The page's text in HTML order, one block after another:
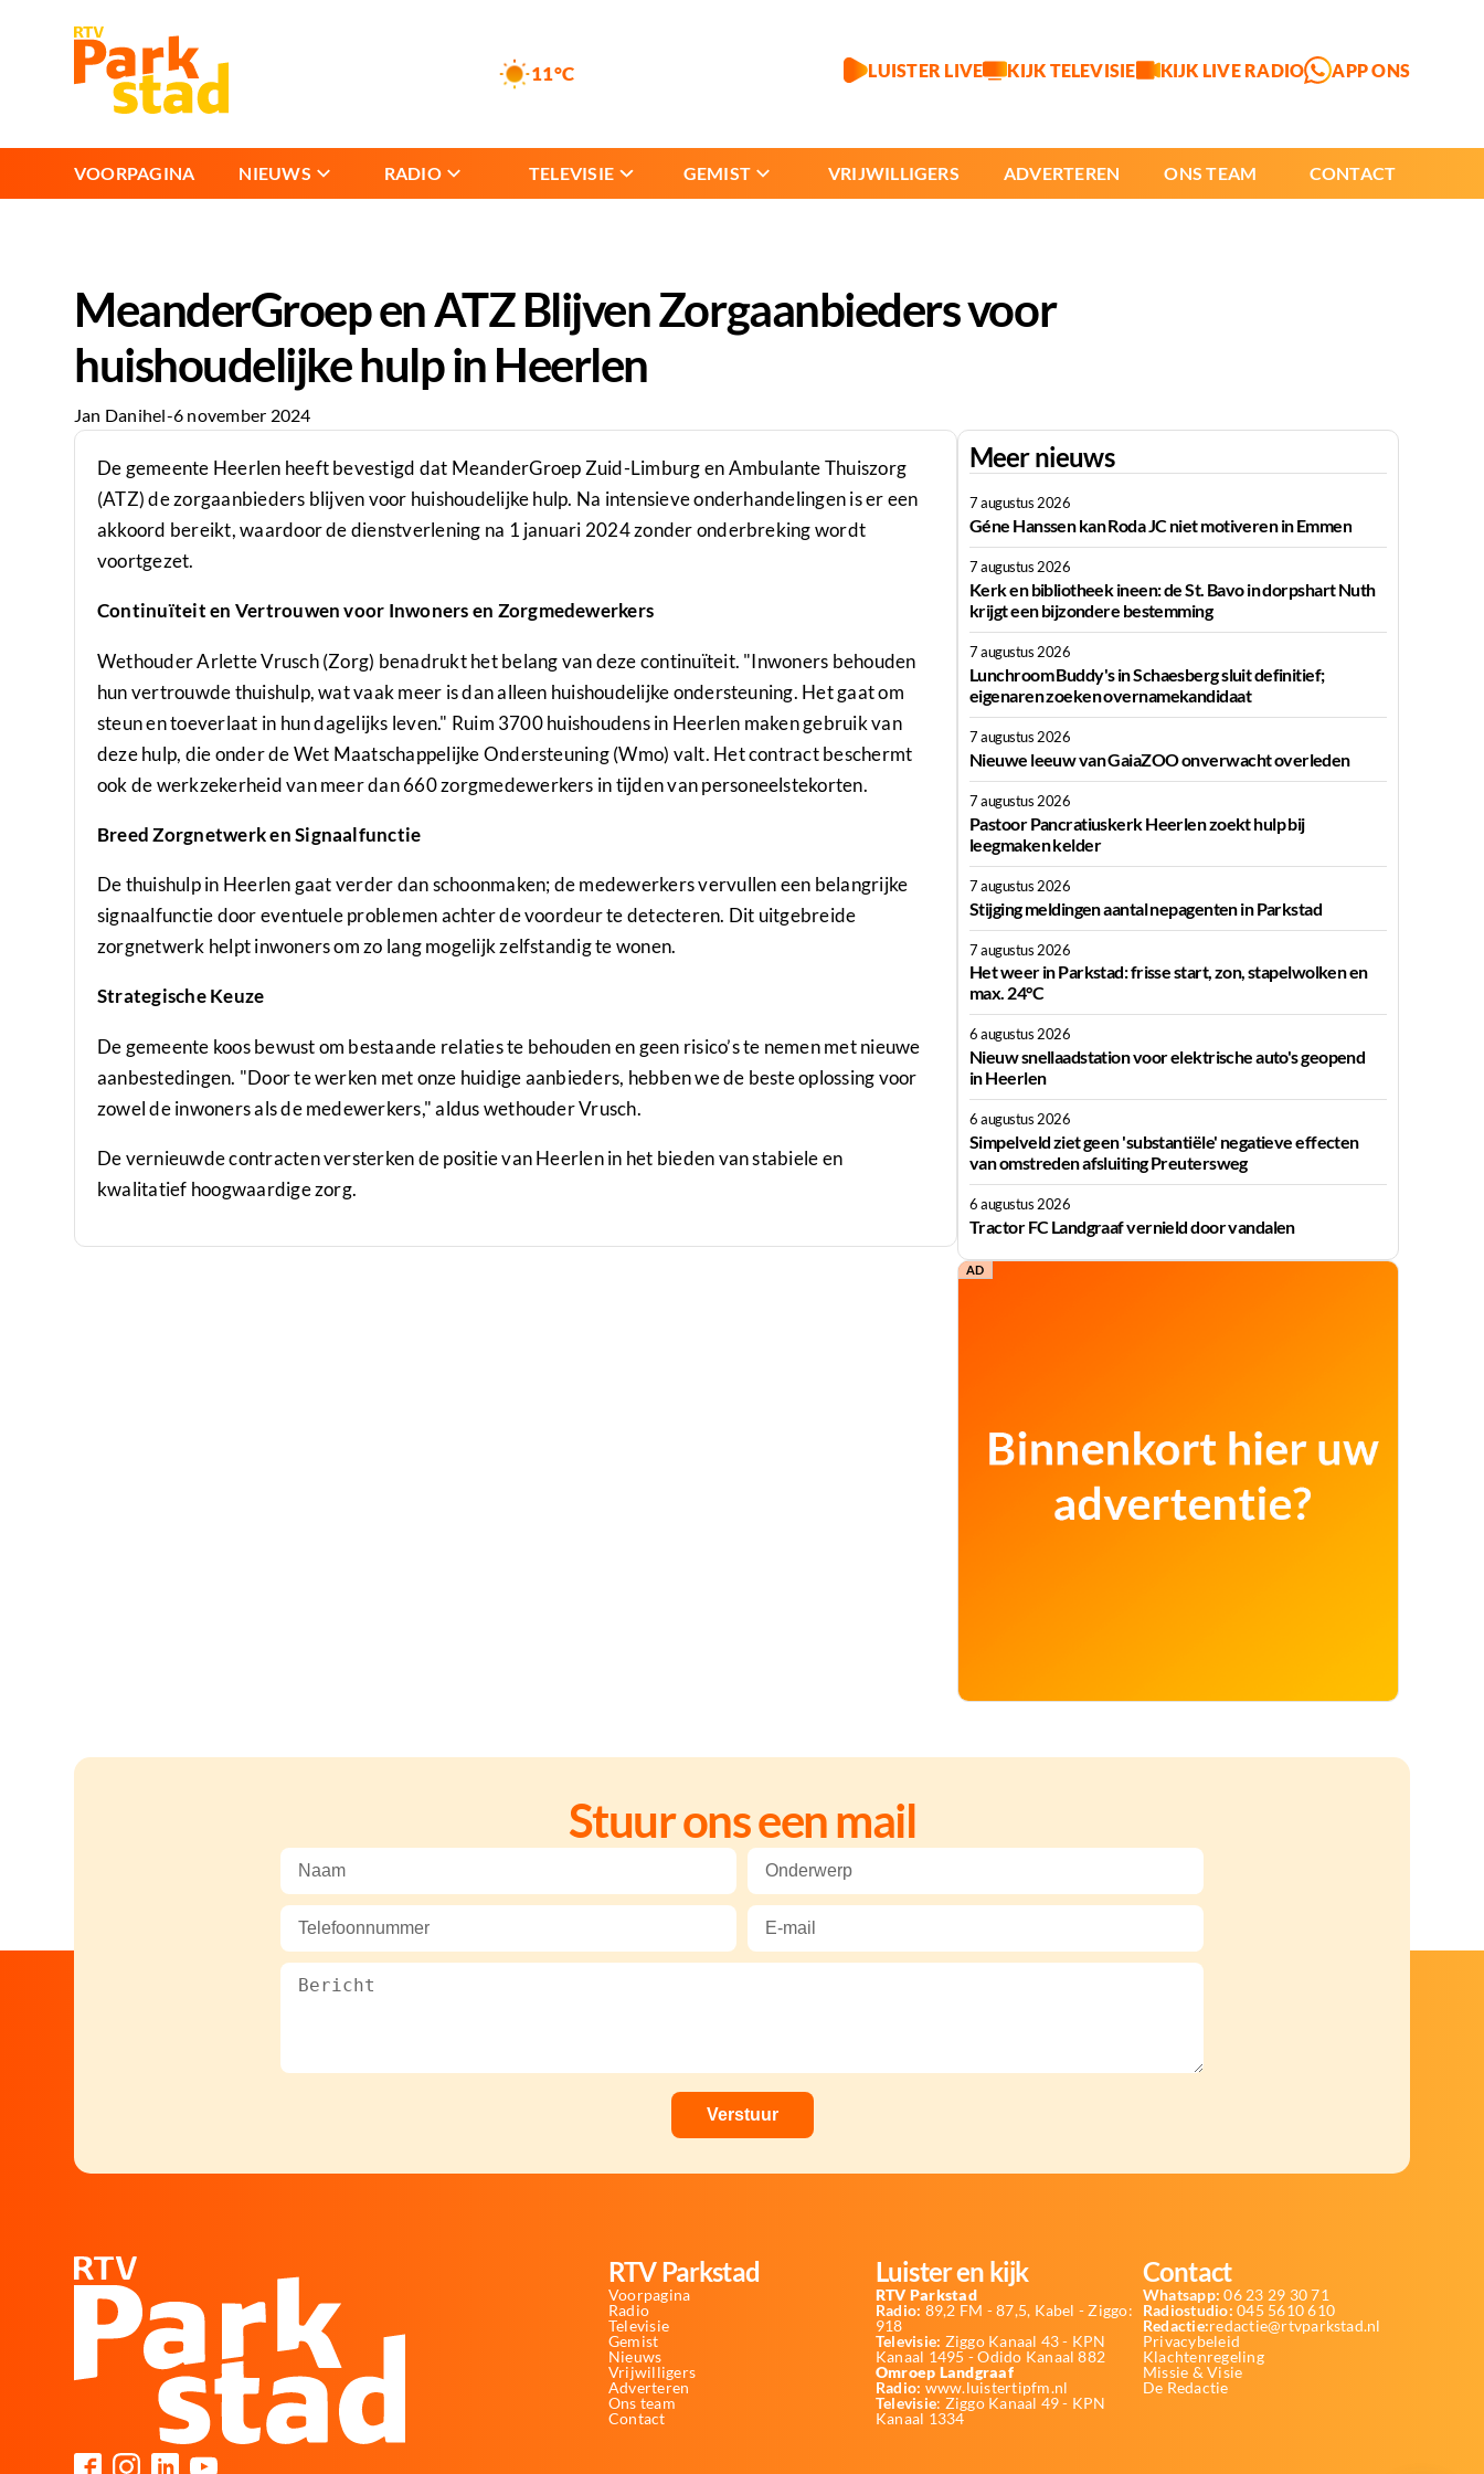
11°C LUISTER LIVE KIJK TELEVISIE KIJK LIVE RADIO APP ONS
VOORPAGINA NIEUWS RADIO TELEVISIE GEMIST VRIJWILLIGERS ADVERTEREN ONS TEAM CONTACT
MeanderGroep en ATZ Blijven Zorgaanbieders voor
huishoudelijke hulp in Heerlen
Jan Danihel-6 november 2024
De gemeente Heerlen heeft bevestigd dat MeanderGroep Zuid-Limburg en Ambulante Thuiszorg
(ATZ) de zorgaanbieders blijven voor huishoudelijke hulp. Na intensieve onderhandelingen is er een
akkoord bereikt, waardoor de dienstverlening na 1 januari 2024 zonder onderbreking wordt
voortgezet.
Continuïteit en Vertrouwen voor Inwoners en Zorgmedewerkers
Wethouder Arlette Vrusch (Zorg) benadrukt het belang van deze continuïteit. "Inwoners behouden
hun vertrouwde thuishulp, wat vaak meer is dan alleen huishoudelijke ondersteuning. Het gaat om
steun en toeverlaat in hun dagelijks leven." Ruim 3700 huishoudens in Heerlen maken gebruik van
deze hulp, die onder de Wet Maatschappelijke Ondersteuning (Wmo) valt. Het contract beschermt
ook de werkzekerheid van meer dan 660 zorgmedewerkers in tijden van personeelstekorten.
Breed Zorgnetwerk en Signaalfunctie
De thuishulp in Heerlen gaat verder dan schoonmaken; de medewerkers vervullen een belangrijke
signaalfunctie door eventuele problemen achter de voordeur te detecteren. Dit uitgebreide
zorgnetwerk helpt inwoners om zo lang mogelijk zelfstandig te wonen.
Strategische Keuze
De gemeente koos bewust om bestaande relaties te behouden en geen risico’s te nemen met nieuwe
aanbestedingen. "Door te werken met onze huidige aanbieders, hebben we de beste oplossing voor
zowel de inwoners als de medewerkers," aldus wethouder Vrusch.
De vernieuwde contracten versterken de positie van Heerlen in het bieden van stabiele en
kwalitatief hoogwaardige zorg.
Meer nieuws
7 augustus 2026
Géne Hanssen kan Roda JC niet motiveren in Emmen
7 augustus 2026
Kerk en bibliotheek ineen: de St. Bavo in dorpshart Nuth
krijgt een bijzondere bestemming
7 augustus 2026
Lunchroom Buddy's in Schaesberg sluit definitief;
eigenaren zoeken overnamekandidaat
7 augustus 2026
Nieuwe leeuw van GaiaZOO onverwacht overleden
7 augustus 2026
Pastoor Pancratiuskerk Heerlen zoekt hulp bij
leegmaken kelder
7 augustus 2026
Stijging meldingen aantal nepagenten in Parkstad
7 augustus 2026
Het weer in Parkstad: frisse start, zon, stapelwolken en
max. 24°C
6 augustus 2026
Nieuw snellaadstation voor elektrische auto's geopend
in Heerlen
6 augustus 2026
Simpelveld ziet geen 'substantiële' negatieve effecten
van omstreden afsluiting Preutersweg
6 augustus 2026
Tractor FC Landgraaf vernield door vandalen
AD
Stuur ons een mail
RTV Parkstad
Voorpagina
Radio
Televisie
Gemist
Nieuws
Vrijwilligers
Adverteren
Ons team
Contact
Luister en kijk
RTV Parkstad
Radio: 89,2 FM - 87,5, Kabel - Ziggo:
918
Televisie: Ziggo Kanaal 43 - KPN
Kanaal 1495 - Odido Kanaal 882
Omroep Landgraaf
Radio: www.luistertipfm.nl
Televisie: Ziggo Kanaal 49 - KPN
Kanaal 1334
Contact
Whatsapp: 06 23 29 30 71
Radiostudio: 045 5610 610
Redactie:redactie@rtvparkstad.nl
Privacybeleid
Klachtenregeling
Missie & Visie
De Redactie